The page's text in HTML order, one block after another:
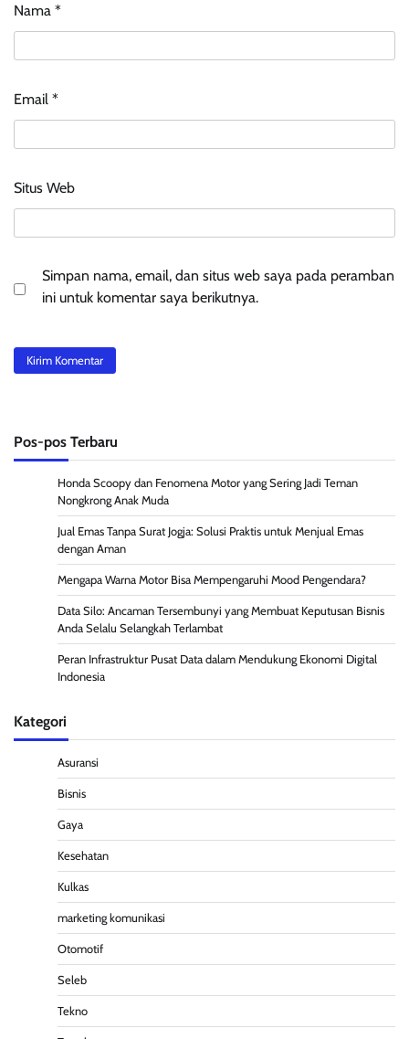
Nama *
Email *
Situs Web
Simpan nama, email, dan situs web saya pada peramban
ini untuk komentar saya berikutnya.
Pos-pos Terbaru
Honda Scoopy dan Fenomena Motor yang Sering Jadi Teman
Nongkrong Anak Muda
Jual Emas Tanpa Surat Jogja: Solusi Praktis untuk Menjual Emas
dengan Aman
Mengapa Warna Motor Bisa Mempengaruhi Mood Pengendara?
Data Silo: Ancaman Tersembunyi yang Membuat Keputusan Bisnis
Anda Selalu Selangkah Terlambat
Peran Infrastruktur Pusat Data dalam Mendukung Ekonomi Digital
Indonesia
Kategori
Asuransi
Bisnis
Gaya
Kesehatan
Kulkas
marketing komunikasi
Otomotif
Seleb
Tekno